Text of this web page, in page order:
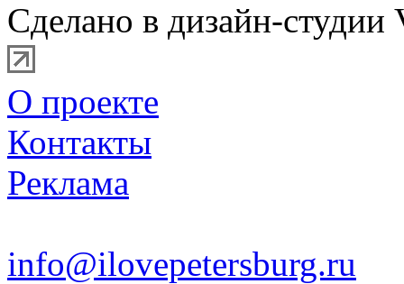
Сделано в дизайн-студии
О проекте
Контакты
Реклама
info@ilovepetersburg.ru